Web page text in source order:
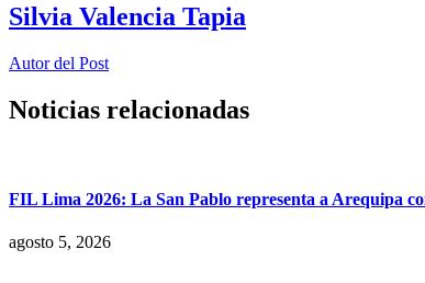
Silvia Valencia Tapia
Autor del Post
Noticias relacionadas
FIL Lima 2026: La San Pablo representa a Arequipa
agosto 5, 2026